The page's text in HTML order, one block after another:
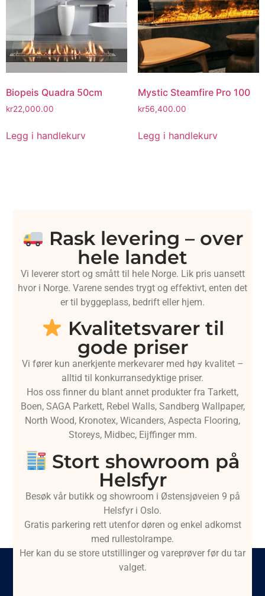
Biopeis Quadra 50cm
kr22,000.00
Legg i handlekurv
Mystic Steamfire Pro 100
kr56,400.00
Legg i handlekurv
Rask levering – over
hele landet
Vi leverer stort og smått til hele Norge. Lik pris uansett
hvor i Norge. Varene sendes trygt og effektivt, enten det
er til byggeplass, bedrift eller hjem.
Kvalitetsvarer til
gode priser
Vi fører kun anerkjente merkevarer med høy kvalitet –
alltid til konkurransedyktige priser.
Hos oss finner du blant annet produkter fra Tarkett,
Boen, SAGA Parkett, Rebel Walls, Sandberg Wallpaper,
North Wood, Kronotex, Wicanders, Aspecta Flooring,
Storeys, Midbec, Eijffinger mm.
Stort showroom på
Helsfyr
Besøk vår butikk og showroom i Østensjøveien 9 på
Helsfyr i Oslo.
Gratis parkering rett utenfor døren og enkel adkomst
med rullestolrampe.
Her kan du se store utstillinger og vareprøver før du tar
valget.